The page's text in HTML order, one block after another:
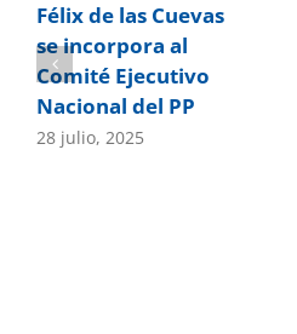
Félix de las Cuevas
se incorpora al
Comité Ejecutivo
Nacional del PP
28 julio, 2025